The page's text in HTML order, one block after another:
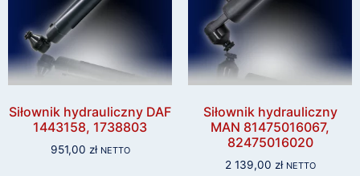
Siłownik hydrauliczny DAF
1443158, 1738803
951,00 zł NETTO
Siłownik hydrauliczny
MAN 81475016067,
82475016020
2 139,00 zł NETTO